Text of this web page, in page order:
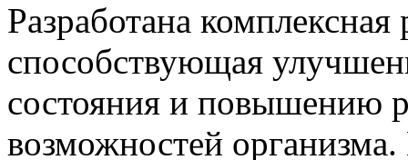
Разработана
способствующая
состояния и повышению
возможностей